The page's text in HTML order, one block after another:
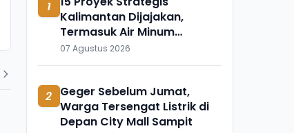
Meninggal Mendadak, Ada
31 Juli 2026
1
Kalimantan Dijajakan,
Termasuk Air Minum
Sepaku-Semoi dan Energi
Sampah Palangka Raya
07 Agustus 2026
2 Geger Sebelum Jumat,
Warga Tersengat Listrik di
Depan City Mall Sampit